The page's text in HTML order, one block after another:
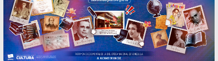
Caracas 09 de marzo de 2006 N° 38.394
Catálogo temático de obras de Modesta Bor